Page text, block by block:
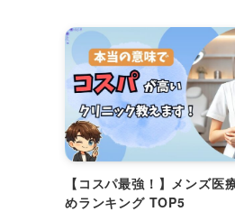
【コスパ最強！】メンズ医
めランキング TOP5